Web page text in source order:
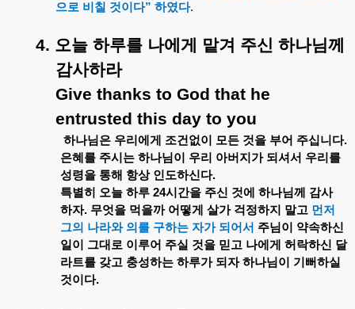
으로 비칠 것이다” 하였다.
4. 오늘 하루를 나에게 맡겨 주신 하나님께
감사하라
Give thanks to God that he
entrusted this day to you
하나님은 우리에게 조건없이 모든 것을 부어 주십니다.
은혜를 주시는 하나님이 우리 아버지가 되셔서 우리를
성령을 통해 항상 인도하신다.
특별히
오늘 하루 24시간을 주신 것에 하나님께
감사
하자. 무엇을 먹을까 어떻게 살가 걱정하지 말고 먼저
그의 나라와 의를 구하는 자가 되어서 주님이
약속하신
일이
그대로 이루어 주실 것을 믿고 나에게 허락하신 달
라트를 갖고 충성하는 하루가 되자 하나님이
기뻐하실
것이다.